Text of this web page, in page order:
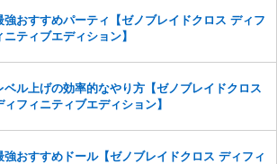
ントは復元ができませんのでご注意くだ
の違反や、弊社に損害の及ぶ内容の書き込みがあ
をとらせていただく場合もございますので、あら
ませ。
強おすすめパーティ【ゼノブレイドクロス ディフ
ニティブエディション】
ベル上げの効率的なやり方【ゼノブレイドクロス
ィフィニティブエディション】
強おすすめドール【ゼノブレイドクロス ディフィ